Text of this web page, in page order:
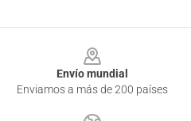
Envío mundial
Enviamos a más de 200 países